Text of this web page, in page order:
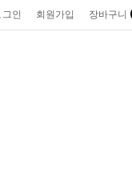
그인 회원가입 장바구니